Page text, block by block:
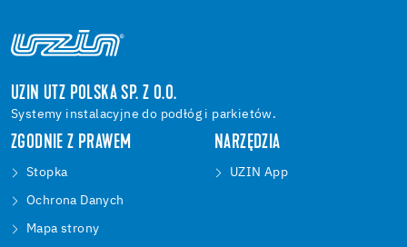
UZIN UTZ POLSKA SP. Z O.O.
Systemy instalacyjne do podłóg i parkietów.
ZGODNIE Z PRAWEM
Stopka
Ochrona Danych
Mapa strony
NARZĘDZIA
UZIN App